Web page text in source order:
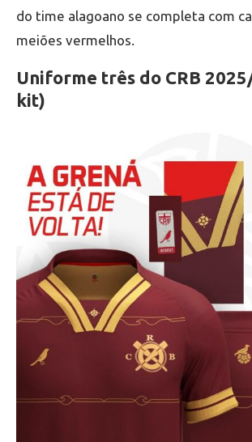
do time alagoano se completa com
meiões vermelhos.
Uniforme três do CRB
kit)